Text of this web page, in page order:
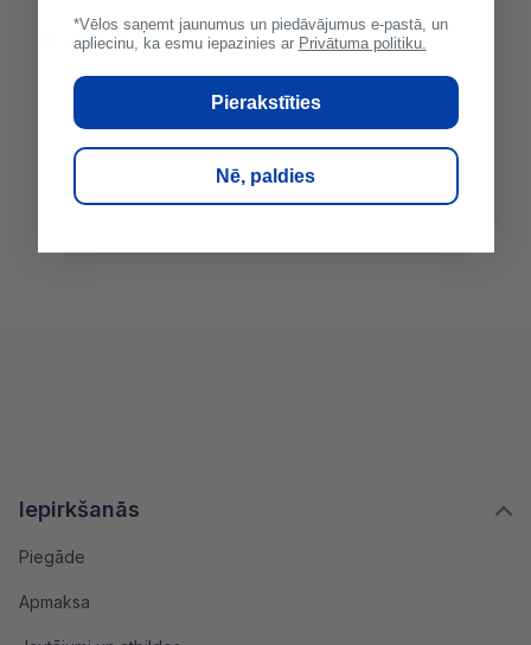
Iepirkšanās
Piegāde
Apmaksa
I-V 7:30-17:00
VI-VII slēgts
*Vēlos saņemt jaunumus un piedāvājumus e-pastā, un
apliecinu, ka esmu iepazinies ar Privātuma politiku.
Pierakstīties
Nē, paldies